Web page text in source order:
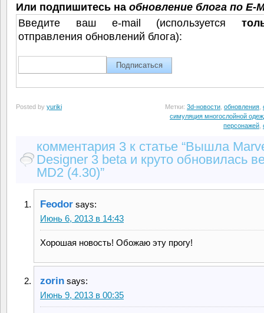
Или подпишитесь на обновление блога по E-
Введите ваш e-mail (используется
отправления обновлений блога):
Posted by yuriki Метки: 3d-новости обновления
симуляция многослойной
персонажей
комментария 3 к статье “Вышла
Designer 3 beta и круто обновилась
MD2 (4.30)”
Feodor says:
Июнь 6, 2013 в 14:43
Хорошая новость! Обожаю эту прогу!
zorin says:
Июнь 9, 2013 в 00:35